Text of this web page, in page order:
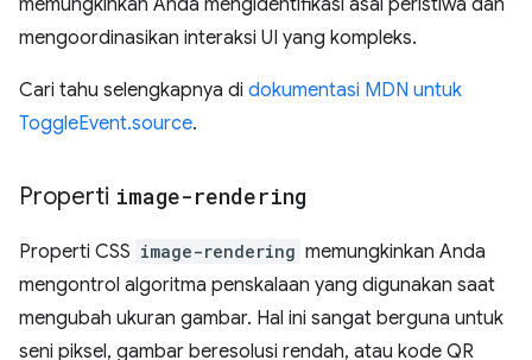
memungkinkan Anda mengidentifikasi asal peristiwa dan
mengoordinasikan interaksi UI yang kompleks.
Cari tahu selengkapnya di dokumentasi MDN untuk
ToggleEvent.source.
Properti image-rendering
Properti CSS image-rendering memungkinkan Anda
mengontrol algoritma penskalaan yang digunakan saat
mengubah ukuran gambar. Hal ini sangat berguna untuk
seni piksel, gambar beresolusi rendah, atau kode QR